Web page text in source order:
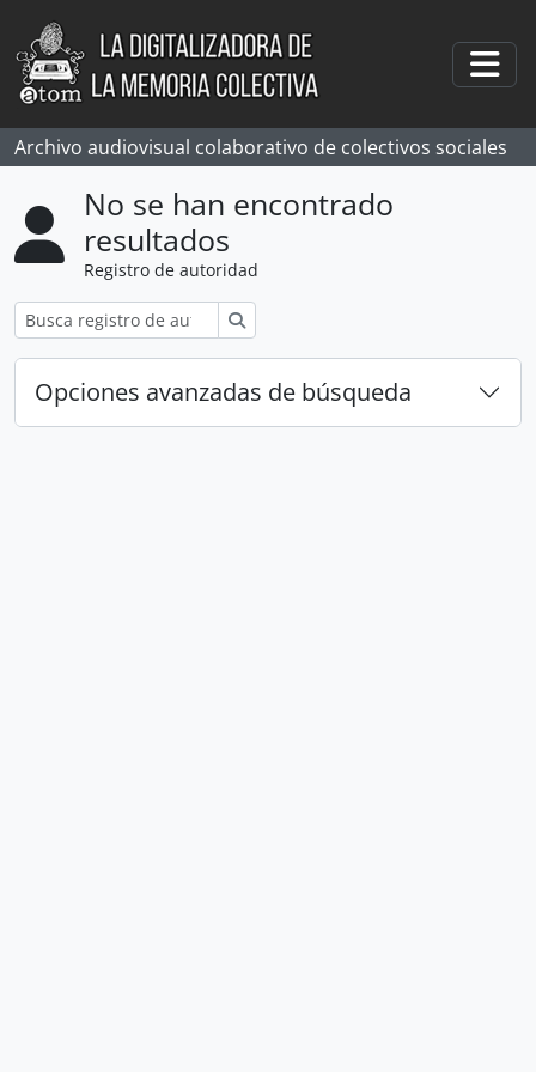
Skip to main content
Archivo audiovisual colaborativo de colectivos sociales
No se han encontrado
resultados
Registro de autoridad
Opciones avanzadas de búsqueda